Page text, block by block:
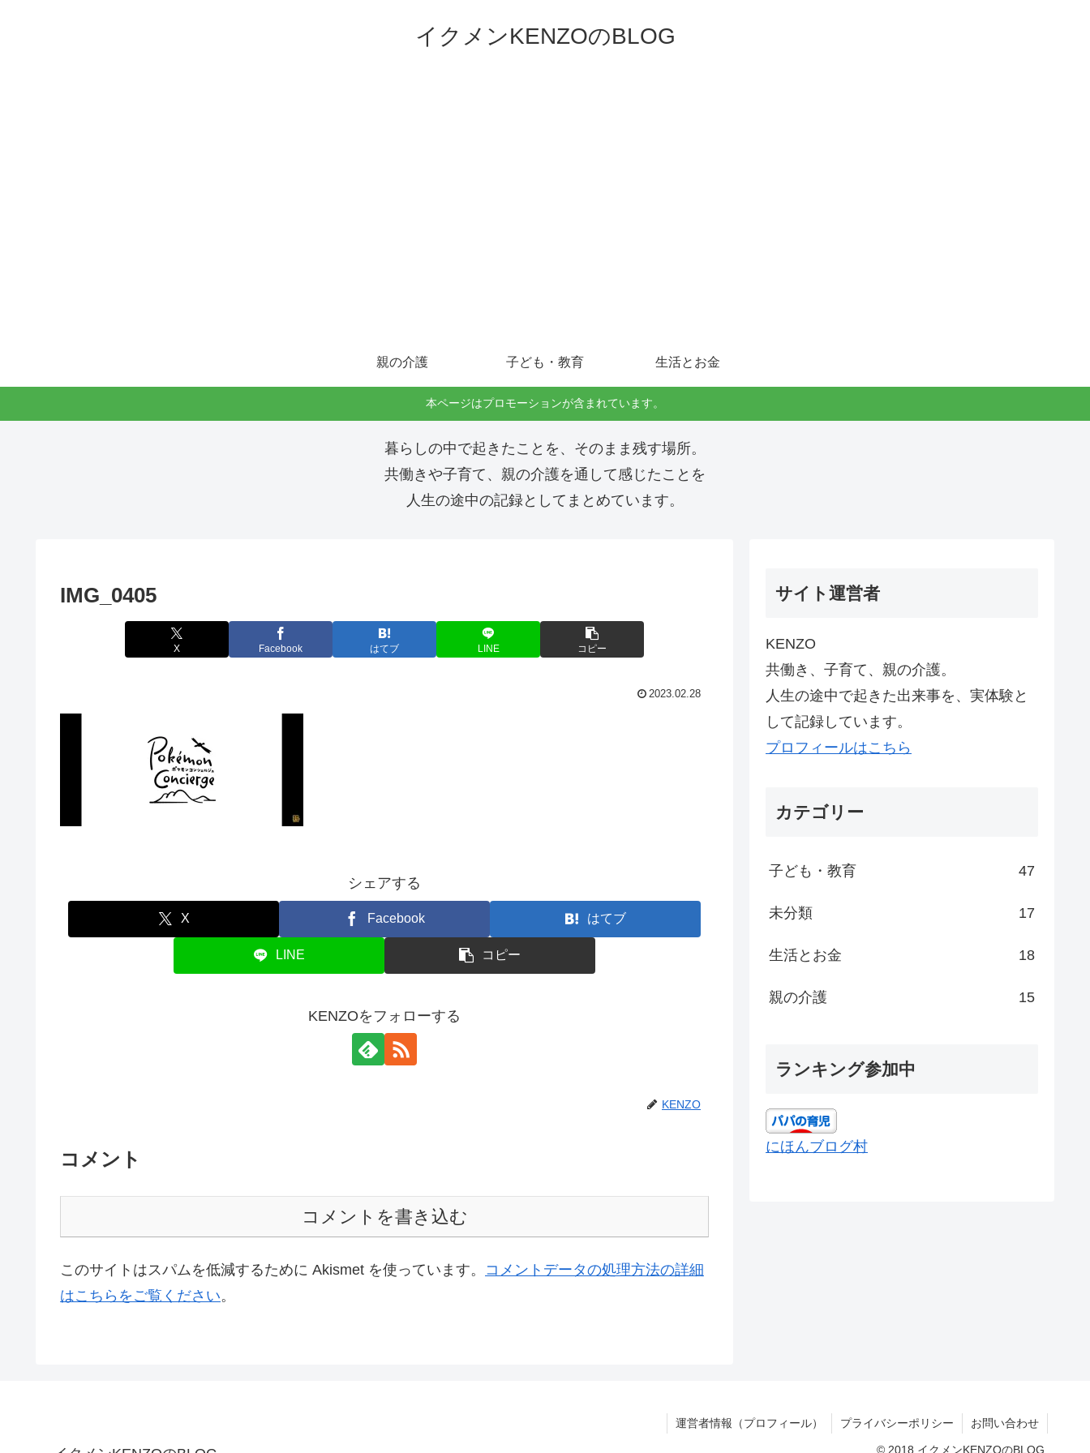
イクメンKENZOのBLOG
親の介護 子ども・教育 生活とお金
本ページはプロモーションが含まれています。
暮らしの中で起きたことを、そのまま残す場所。
共働きや子育て、親の介護を通して感じたことを
人生の途中の記録としてまとめています。
IMG_0405
X Facebook はてブ LINE コピー
2023.02.28
シェアする
X Facebook はてブ
LINE コピー
KENZOをフォローする
KENZO
コメント
コメントを書き込む
このサイトはスパムを低減するために Akismet を使っています。 コメントデータの処理方法の詳細
はこちらをご覧ください。
サイト運営者
KENZO
共働き、子育て、親の介護。
人生の途中で起きた出来事を、実体験と
して記録しています。
プロフィールはこちら
カテゴリー
子ども・教育 47
未分類 17
生活とお金 18
親の介護 15
ランキング参加中
にほんブログ村
運営者情報（プロフィール） プライバシーポリシー お問い合わせ
© 2018 イクメンKENZOのBLOG.